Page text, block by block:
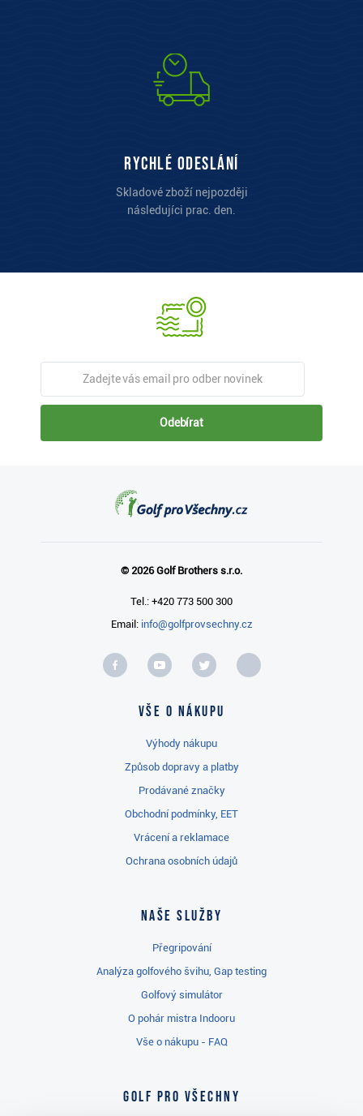
Rychlé odeslání
Skladové zboží nejpozději
následujíci prac. den.
Odebírat
© 2026 Golf Brothers s.r.o.
Tel.: +420 773 500 300
Email: info@golfprovsechny.cz
Vše o nákupu
Výhody nákupu
Způsob dopravy a platby
Prodávané značky
Obchodní podmínky, EET
Vrácení a reklamace
Ochrana osobních údajů
Naše služby
Přegripování
Analýza golfového švihu, Gap testing
Golfový simulátor
O pohár mistra Indooru
Vše o nákupu - FAQ
Golf pro všechny